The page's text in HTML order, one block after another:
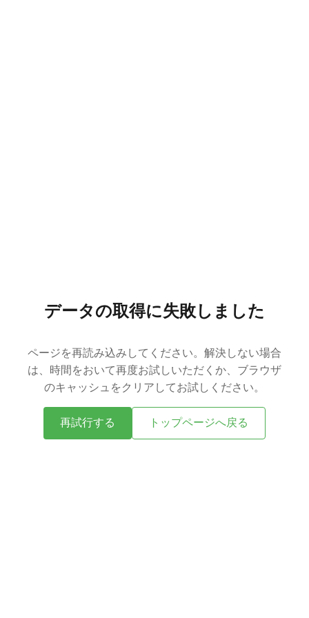
データの取得に失敗しました
ページを再読み込みしてください。解決しない場合
は、時間をおいて再度お試しいただくか、ブラウザ
のキャッシュをクリアしてお試しください。
再試行する トップページへ戻る